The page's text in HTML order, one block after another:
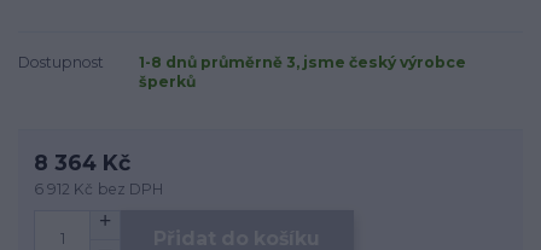
Dostupnost
1-8 dnů průměrně 3, jsme český výrobce
šperků
8 364 Kč
6 912 Kč bez DPH